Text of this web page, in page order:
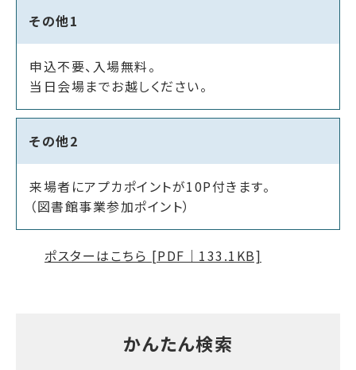
その他1
申込不要、入場無料。
当日会場までお越しください。
その他2
来場者にアプカポイントが10P付きます。
（図書館事業参加ポイント）
ポスターはこちら [PDF｜133.1KB]
かんたん検索